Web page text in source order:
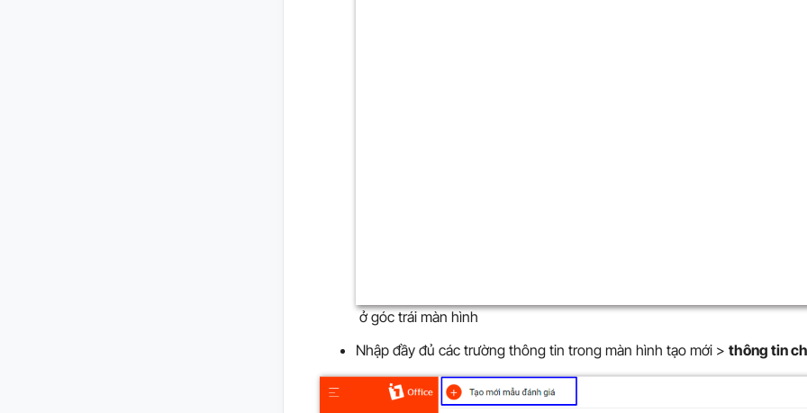
ở góc trái màn hình
Nhập đầy đủ các trường thông tin trong màn hình tạo mới >thông tin